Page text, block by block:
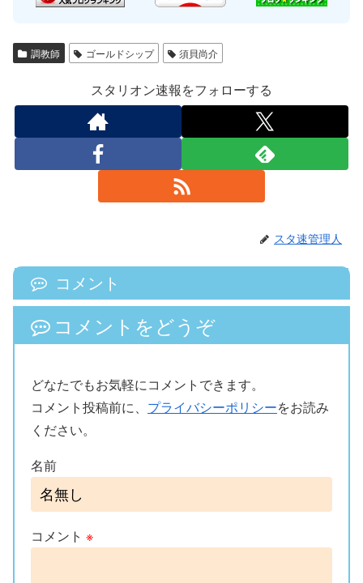
調教師 ゴールドシップ 須貝尚介
スタリオン速報をフォローする
スタ速管理人
コメント
コメントをどうぞ
どなたでもお気軽にコメントできます。
コメント投稿前に、 プライバシーポリシーをお読み
ください。
名前
コメント ※